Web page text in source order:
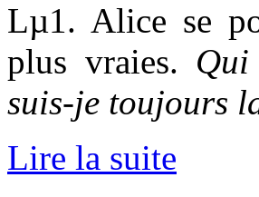
Lµ1. Alice se
plus vraies.
suis-je toujours
Lire la suite